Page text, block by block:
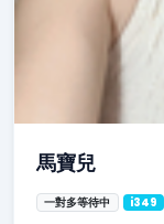
馬寶兒
一對多等待中 i349